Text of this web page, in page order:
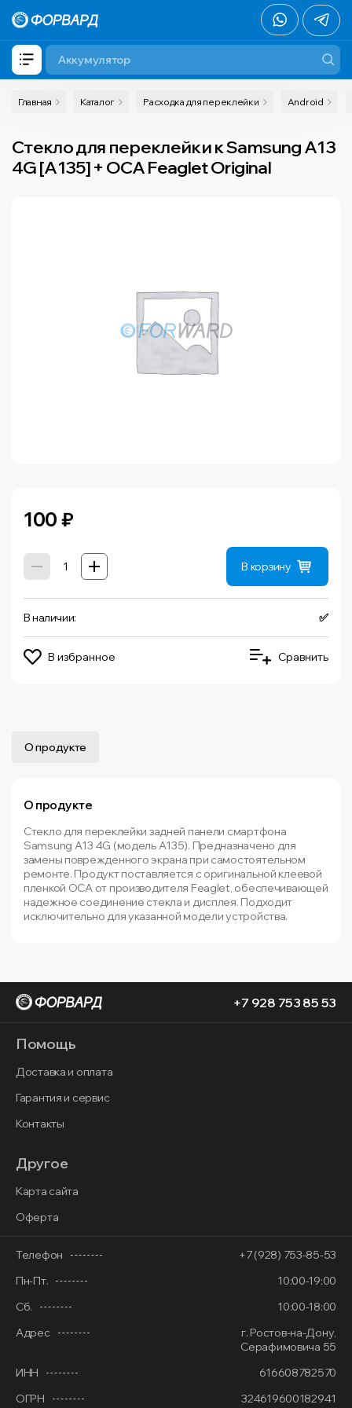
Главная Каталог Расходка для переклейки Android
Стекло для переклейки к Samsung A13
4G [A135] + OCA Feaglet Original
100 ₽
В корзину
В наличии: ✅
В избранное Сравнить
О продукте
О продукте
Стекло для переклейки задней панели смартфона
Samsung A13 4G (модель A135). Предназначено для
замены поврежденного экрана при самостоятельном
ремонте. Продукт поставляется с оригинальной клеевой
пленкой OCA от производителя Feaglet, обеспечивающей
надежное соединение стекла и дисплея. Подходит
исключительно для указанной модели устройства.
+7 928 753 85 53
Помощь
Доставка и оплата
Гарантия и сервис
Контакты
Другое
Карта сайта
Оферта
Телефон
+7 (928) 753-85-53
Пн-Пт.
10:00-19:00
Сб.
10:00-18:00
Адрес
г. Ростов-на-Дону,
Серафимовича 55
ИНН
616608782570
ОГРН
324619600182941